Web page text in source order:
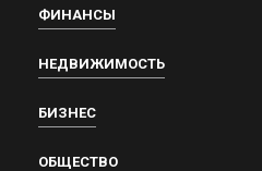
ФИНАНСЫ
НЕДВИЖИМОСТЬ
БИЗНЕС
ОБЩЕСТВО